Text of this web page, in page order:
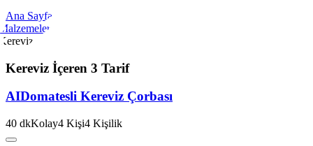
Ana Sayfa
Kereviz İçeren 3 Tarif
AIDomatesli Kereviz Çorbası
40 dkKolay4 Kişi4 Kişilik